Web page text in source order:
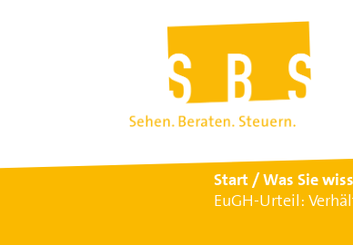
Start
Was Sie
EuGH-Urteil: